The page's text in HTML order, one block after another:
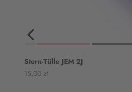
Stern-Tülle JEM 2J
Angebot
15,00 zł